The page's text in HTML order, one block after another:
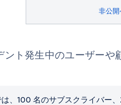
非公
ント発生中のユーザーや
、100 名のサブスクライバー